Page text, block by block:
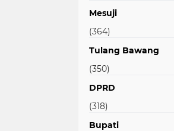
Mesuji
(364)
Tulang Bawang
(350)
DPRD
(318)
Bupati